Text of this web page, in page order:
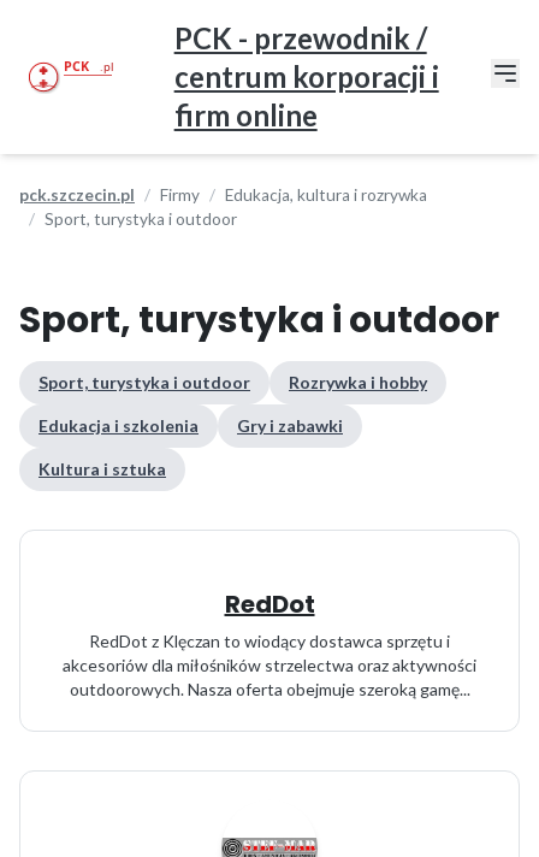
PCK - przewodnik /
centrum korporacji i
firm online
pck.szczecin.pl Firmy
Edukacja, kultura i rozrywka
Sport, turystyka i outdoor
Sport, turystyka i outdoor
Sport, turystyka i outdoor Rozrywka i hobby
Edukacja i szkolenia Gry i zabawki
Kultura i sztuka
RedDot
RedDot z Klęczan to wiodący dostawca sprzętu i
akcesoriów dla miłośników strzelectwa oraz aktywności
outdoorowych. Nasza oferta obejmuje szeroką gamę...